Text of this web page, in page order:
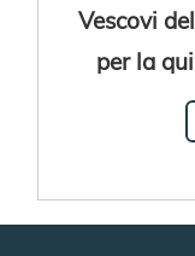
Vescovi
per la